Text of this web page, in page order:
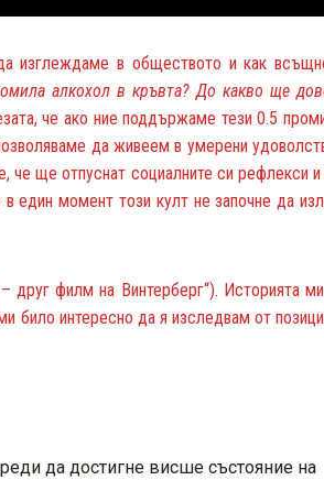
изглеждаме в обществото и как
алкохол в кръвта? До какво ще
че ако ние поддържаме тези 0.5
да живеем в умерени
че ще отпуснат социалните си рефлекси
един момент този култ не започне да
– друг филм на Винтерберг“). Историята
било интересно да я изследвам от
да достигне висше състояние на